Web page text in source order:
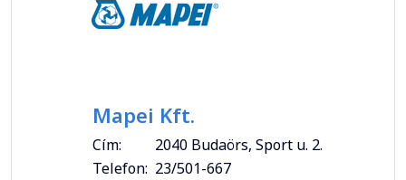
Mapei Kft.
Cím:
2040 Budaörs, Sport u. 2.
Telefon: 23/501-667